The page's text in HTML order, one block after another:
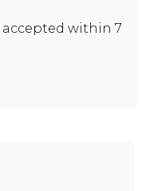
accepted within 7